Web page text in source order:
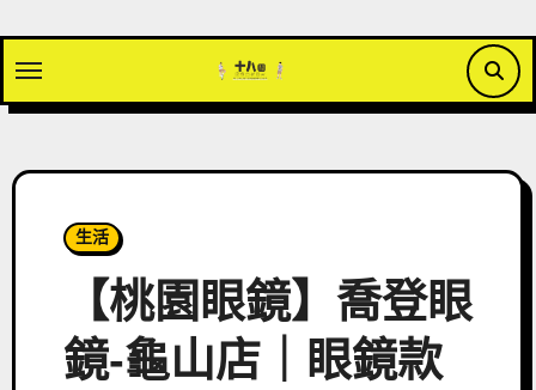
content
生活
【桃園眼鏡】喬登眼
鏡-龜山店｜眼鏡款